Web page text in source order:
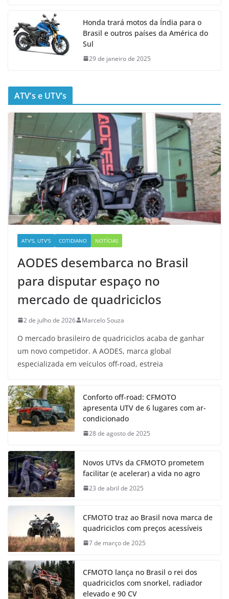
Honda trará motos da Índia para o
Brasil e outros países da América do
Sul
29 de janeiro de 2025
ATV’s e UTV’s
ATV'S, UTV'S COTIDIANO NOTÍCIAS
AODES desembarca no Brasil
para disputar espaço no
mercado de quadriciclos
2 de julho de 2026 Marcelo Souza
O mercado brasileiro de quadriciclos acaba de ganhar
um novo competidor. A AODES, marca global
especializada em veículos off-road, estreia
Conforto off-road: CFMOTO
apresenta UTV de 6 lugares com ar-
condicionado
28 de agosto de 2025
Novos UTVs da CFMOTO prometem
facilitar (e acelerar) a vida no agro
23 de abril de 2025
CFMOTO traz ao Brasil nova marca de
quadriciclos com preços acessíveis
7 de março de 2025
CFMOTO lança no Brasil o rei dos
quadriciclos com snorkel, radiador
elevado e 90 CV